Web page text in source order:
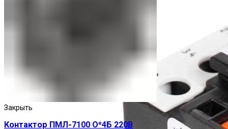
Закрыть
Контактор ПМЛ-7100 О*4Б 220В